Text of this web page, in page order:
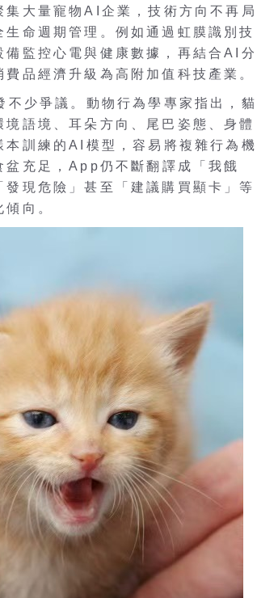
大量寵物AI企業，技術方向不再局
命週期管理。例如通過虹膜識別技
監控心電與健康數據，再結合AI分
品經濟升級為高附加值科技產業。
少爭議。動物行為學專家指出，貓
語境、耳朵方向、尾巴姿態、身體
訓練的AI模型，容易將複雜行為機
充足，App仍不斷翻譯成「我餓
現危險」甚至「建議購買顯卡」等
向。